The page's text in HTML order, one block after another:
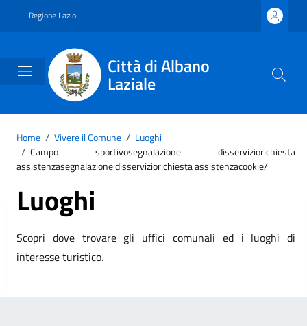
Regione Lazio
Città di Albano
Laziale
Home / Vivere il Comune / Luoghi
/ Campo sportivosegnalazione disserviziorichiesta
assistenzasegnalazione disserviziorichiesta assistenzacookie/
Luoghi
Scopri dove trovare gli uffici comunali ed i luoghi di
interesse turistico.